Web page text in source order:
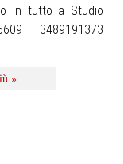
in tutto a Studio
3489191373
»